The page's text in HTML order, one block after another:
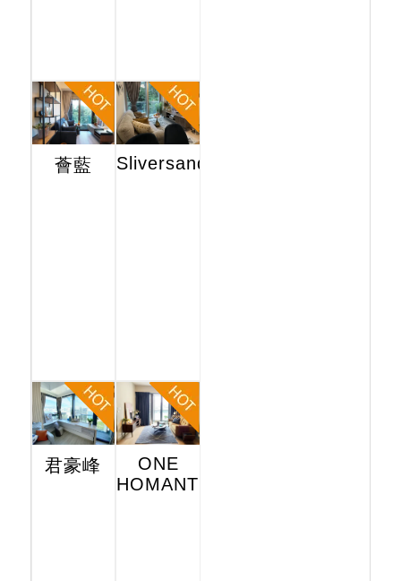
薈藍 Sliversands
君豪峰
ONE
HOMANTIN